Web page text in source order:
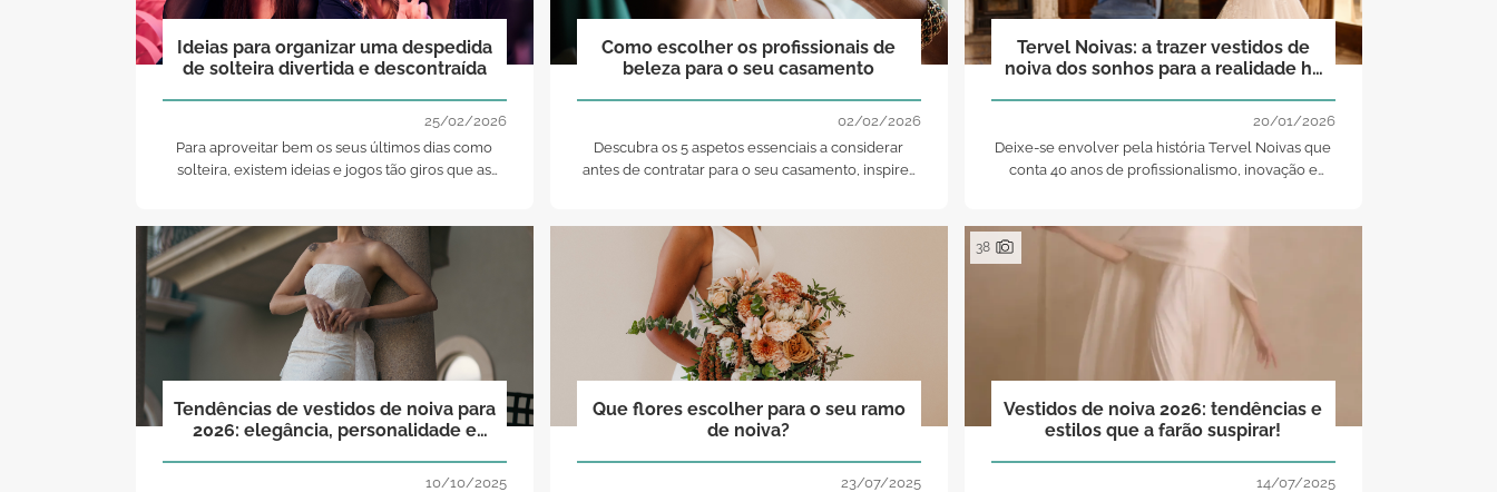
Ideias para organizar uma despedida
de solteira divertida e descontraída
25/02/2026
Para aproveitar bem os seus últimos dias como
solteira, existem ideias e jogos tão giros que as
Como escolher os profissionais de
beleza para o seu casamento
02/02/2026
Descubra os 5 aspetos essenciais a considerar
antes de contratar para o seu casamento, inspire-
Tervel Noivas: a trazer vestidos de
noiva dos sonhos para a realidade há
20/01/2026
Deixe-se envolver pela história Tervel Noivas que
conta 40 anos de profissionalismo, inovação e
Tendências de vestidos de noiva para
2026: elegância, personalidade e
10/10/2025
Que flores escolher para o seu ramo
de noiva?
23/07/2025
Vestidos de noiva 2026: tendências e
estilos que a farão suspirar!
14/07/2025
38